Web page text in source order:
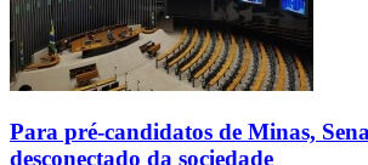
Para pré-candidatos de Minas,
desconectado da sociedade